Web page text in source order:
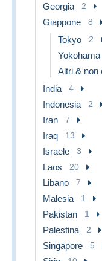
Georgia 2
Giappone 8
Tokyo 2
Yokohama
Altri & non
India 4
Indonesia 2
Iran 7
Iraq 13
Israele 3
Laos 20
Libano 7
Malesia 1
Pakistan 1
Palestina 2
Singapore 5